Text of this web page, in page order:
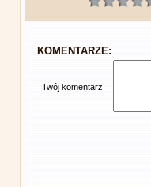
KOMENTARZE:
Twój komentarz: